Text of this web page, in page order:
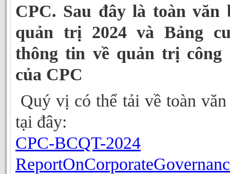
CPC. Sau đây là toàn văn
quản trị 2024 và Bảng
thông tin về quản trị công
của CPC
Quý vị có thể tải về toàn văn
tại đây:
CPC-BCQT-2024